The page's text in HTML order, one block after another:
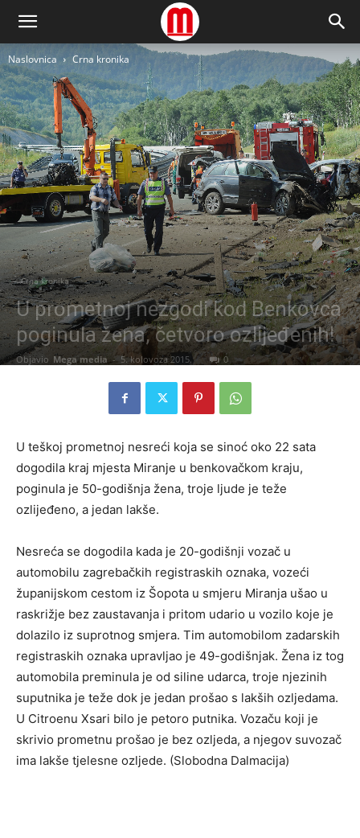
Naslovnica Crna kronika
Crna kronika
U prometnoj nezgodi kod Benkovca
poginula žena, četvoro ozlijeđenih!
Objavio Mega media - 5. kolovoza 2015. 0
U teškoj prometnoj nesreći koja se sinoć oko 22 sata
dogodila kraj mjesta Miranje u benkovačkom kraju,
poginula je 50-godišnja žena, troje ljude je teže
ozlijeđeno, a jedan lakše.
Nesreća se dogodila kada je 20-godišnji vozač u
automobilu zagrebačkih registraskih oznaka, vozeći
županijskom cestom iz Šopota u smjeru Miranja ušao u
raskrižje bez zaustavanja i pritom udario u vozilo koje je
dolazilo iz suprotnog smjera. Tim automobilom zadarskih
registraskih oznaka upravljao je 49-godišnjak. Žena iz tog
automobila preminula je od siline udarca, troje njezinih
suputnika je teže dok je jedan prošao s lakših ozljedama.
U Citroenu Xsari bilo je petoro putnika. Vozaču koji je
skrivio prometnu prošao je bez ozljeda, a njegov suvozač
ima lakše tjelesne ozljede. (Slobodna Dalmacija)